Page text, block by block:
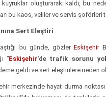
oluşturarak kaldı, bu
bu kaos, veliler ve servis şoförleri
Sert Eleştiri
bu günde, gözlerEskişehir
"Eskişehir'de trafik sorunu
geldi ve sert eleştirilere neden
merkezinde hayat durma